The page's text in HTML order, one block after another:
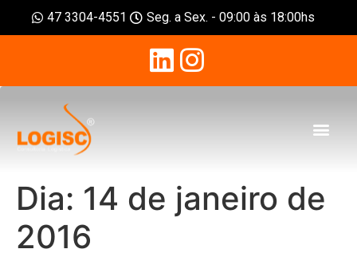
47 3304-4551 Seg. a Sex. - 09:00 às 18:00hs
Dia: 14 de janeiro de
2016